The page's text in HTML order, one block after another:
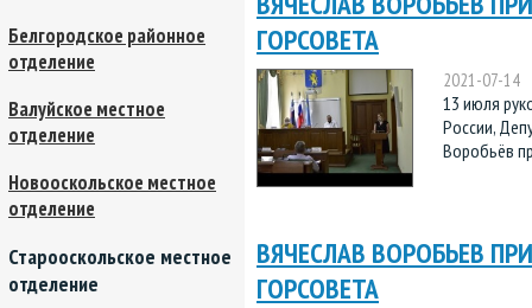
ГОРСОВЕТА
2021-07-14
13 июля
России,
Воробьёв
ВЯЧЕСЛАВ ВОРОБЬЕВ
ГОРСОВЕТА
Белгородское районное
отделение
Валуйское местное
отделение
Новооскольское местное
отделение
Старооскольское местное
отделение